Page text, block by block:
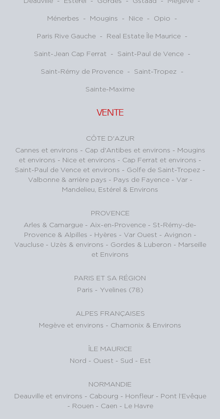
VENTE
CÔTE D'AZUR
Cannes et environs - Cap d'Antibes et environs - Mougins
et environs - Nice et environs - Cap Ferrat et environs -
Saint-Paul de Vence et environs - Golfe de Saint-Tropez -
Valbonne & arrière pays - Pays de Fayence - Var -
Mandelieu, Estérel & Environs
PROVENCE
Arles & Camargue - Aix-en-Provence - St-Rémy-de-
Provence & Alpilles - Hyères - Var Ouest - Avignon -
Vaucluse - Uzès & environs - Gordes & Luberon - Marseille
et Environs
PARIS ET SA RÉGION
Paris - Yvelines (78)
ALPES FRANÇAISES
Megève et environs - Chamonix & Environs
ÎLE MAURICE
Nord - Ouest - Sud - Est
NORMANDIE
Deauville et environs - Cabourg - Honfleur - Pont l’Evêque
- Rouen - Caen - Le Havre
Ménerbes - Mougins - Nice - Opio -
Paris Rive Gauche - Real Estate Île Maurice -
Saint-Jean Cap Ferrat - Saint-Paul de Vence -
Saint-Rémy de Provence - Saint-Tropez -
Sainte-Maxime